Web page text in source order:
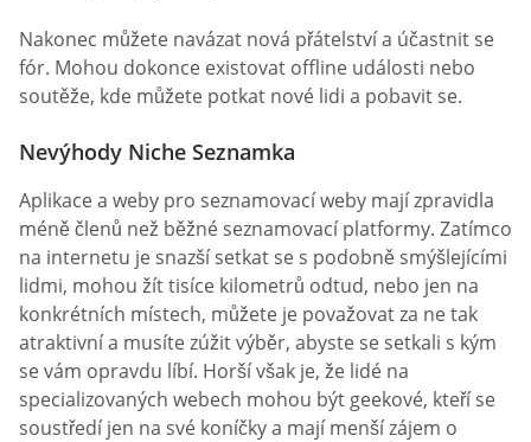
Nakonec můžete navázat nová přátelství a účastnit se
fór. Mohou dokonce existovat offline události nebo
soutěže, kde můžete potkat nové lidi a pobavit se.
Nevýhody Niche Seznamka
Aplikace a weby pro seznamovací weby mají zpravidla
méně členů než běžné seznamovací platformy. Zatímco
na internetu je snazší setkat se s podobně smýšlejícími
lidmi, mohou žít tisíce kilometrů odtud, nebo jen na
konkrétních místech, můžete je považovat za ne tak
atraktivní a musíte zúžit výběr, abyste se setkali s kým
se vám opravdu líbí. Horší však je, že lidé na
specializovaných webech mohou být geekové, kteří se
soustředí jen na své koníčky a mají menší zájem o